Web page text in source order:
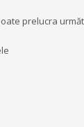
prelucra